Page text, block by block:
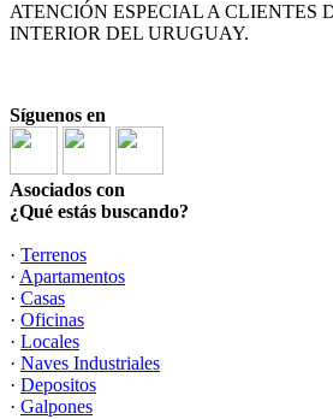
ATENCIÓN ESPECIAL A CLIENTES
INTERIOR DEL URUGUAY.
Síguenos en
Asociados con
¿Qué estás buscando?
· Terrenos
· Apartamentos
· Casas
· Oficinas
· Locales
· Naves Industriales
· Depositos
· Galpones